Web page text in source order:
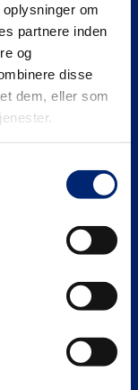
om
partnere inden
og
disse
dem, eller som